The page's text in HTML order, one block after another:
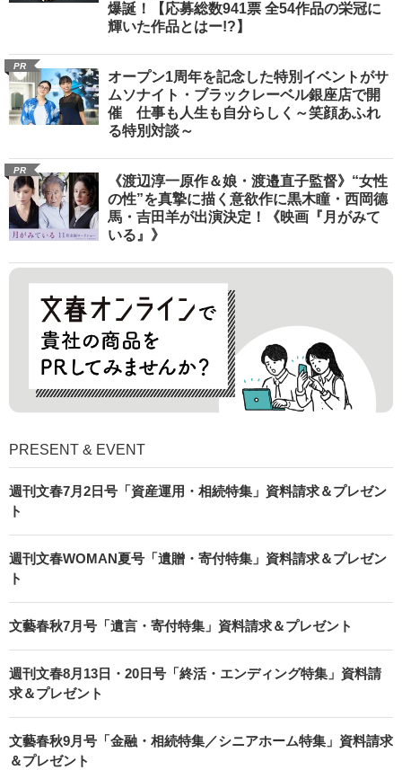
爆誕！【応募総数941票 全54作品の栄冠に
輝いた作品とはー!?】
PR
オープン1周年を記念した特別イベントがサ
ムソナイト・ブラックレーベル銀座店で開
催 仕事も人生も自分らしく～笑顔あふれ
る特別対談～
PR
《渡辺淳一原作＆娘・渡邉直子監督》“女性
の性”を真摯に描く意欲作に黒木瞳・西岡德
馬・吉田羊が出演決定！《映画『月がみて
いる』》
PRESENT & EVENT
週刊文春7月2日号「資産運用・相続特集」資料請求＆プレゼン
ト
週刊文春WOMAN夏号「遺贈・寄付特集」資料請求＆プレゼン
ト
文藝春秋7月号「遺言・寄付特集」資料請求＆プレゼント
週刊文春8月13日・20日号「終活・エンディング特集」資料請
求＆プレゼント
文藝春秋9月号「金融・相続特集／シニアホーム特集」資料請求
＆プレゼント